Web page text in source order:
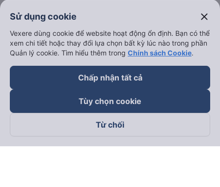
Theo dõi chúng tôi trên
Sử dụng cookie close
Vexere dùng cookie để website hoạt động ổn định. Bạn có thể
xem chi tiết hoặc thay đổi lựa chọn bất kỳ lúc nào trong phần
Quản lý cookie. Tìm hiểu thêm trong Chính sách Cookie.
Chấp nhận tất cả
Tùy chọn cookie
Từ chối